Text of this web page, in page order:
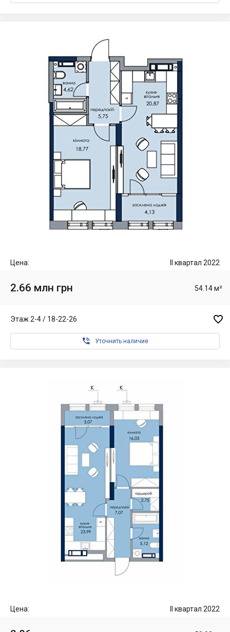
Цена: II квартал 2022
2.66 млн грн 54.14 м²
Этаж 2-4 / 18-22-26 
 Уточнить наличие
Цена: II квартал 2022